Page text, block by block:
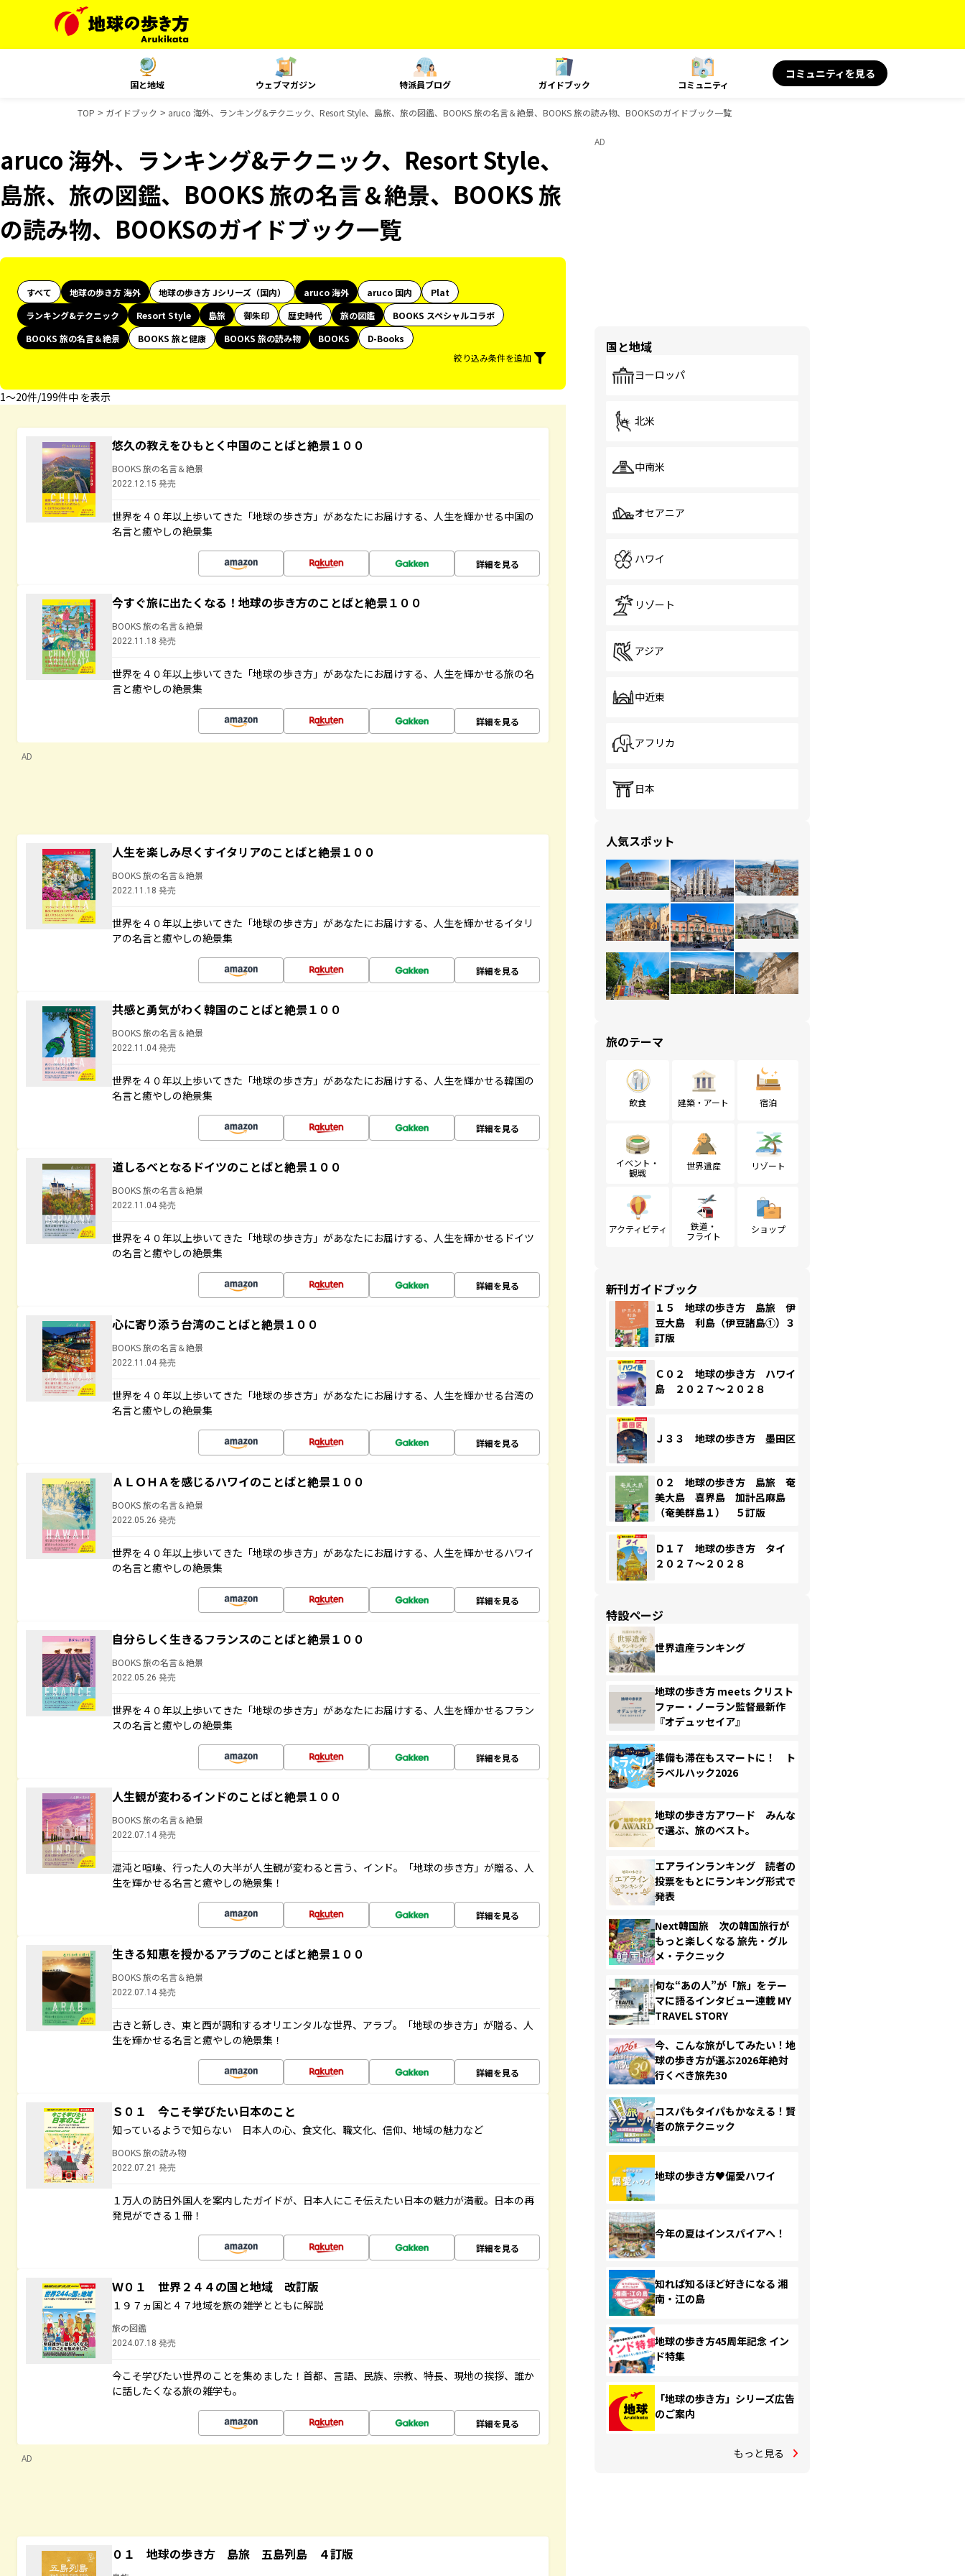
国と地域 ウェブマガジン 特派員ブログ ガイドブック コミュニティ
コミュニティを見る
TOP ガイドブック aruco 海外、ランキング&テクニック、Resort Style、島旅、旅の図鑑、BOOKS 旅の名言＆絶景、BOOKS 旅の読み物、BOOKSのガイドブック一覧
aruco 海外、ランキング&テクニック、Resort Style、
島旅、旅の図鑑、BOOKS 旅の名言＆絶景、BOOKS 旅
の読み物、BOOKSのガイドブック一覧
すべて 地球の歩き方 海外 地球の歩き方 Jシリーズ（国内） aruco 海外 aruco 国内
Plat
ランキング&テクニック
Resort Style 島旅 御朱印 歴史時代 旅の図鑑
BOOKS スペシャルコラボ
BOOKS 旅の名言＆絶景
BOOKS 旅と健康 BOOKS 旅の読み物 BOOKS
D-Books
絞り込み条件を追加
1〜20件/199件中 を表示
悠久の教えをひもとく中国のことばと絶景１００
BOOKS 旅の名言＆絶景
2022.12.15 発売
世界を４０年以上歩いてきた「地球の歩き方」があなたにお届けする、人生を輝かせる中国の
名言と癒やしの絶景集
詳細を見る
今すぐ旅に出たくなる！地球の歩き方のことばと絶景１００
BOOKS 旅の名言＆絶景
2022.11.18 発売
世界を４０年以上歩いてきた「地球の歩き方」があなたにお届けする、人生を輝かせる旅の名
言と癒やしの絶景集
詳細を見る
AD
人生を楽しみ尽くすイタリアのことばと絶景１００
BOOKS 旅の名言＆絶景
2022.11.18 発売
世界を４０年以上歩いてきた「地球の歩き方」があなたにお届けする、人生を輝かせるイタリ
アの名言と癒やしの絶景集
詳細を見る
共感と勇気がわく韓国のことばと絶景１００
BOOKS 旅の名言＆絶景
2022.11.04 発売
世界を４０年以上歩いてきた「地球の歩き方」があなたにお届けする、人生を輝かせる韓国の
名言と癒やしの絶景集
詳細を見る
道しるべとなるドイツのことばと絶景１００
BOOKS 旅の名言＆絶景
2022.11.04 発売
世界を４０年以上歩いてきた「地球の歩き方」があなたにお届けする、人生を輝かせるドイツ
の名言と癒やしの絶景集
詳細を見る
心に寄り添う台湾のことばと絶景１００
BOOKS 旅の名言＆絶景
2022.11.04 発売
世界を４０年以上歩いてきた「地球の歩き方」があなたにお届けする、人生を輝かせる台湾の
名言と癒やしの絶景集
詳細を見る
ＡＬＯＨＡを感じるハワイのことばと絶景１００
BOOKS 旅の名言＆絶景
2022.05.26 発売
世界を４０年以上歩いてきた「地球の歩き方」があなたにお届けする、人生を輝かせるハワイ
の名言と癒やしの絶景集
詳細を見る
自分らしく生きるフランスのことばと絶景１００
BOOKS 旅の名言＆絶景
2022.05.26 発売
世界を４０年以上歩いてきた「地球の歩き方」があなたにお届けする、人生を輝かせるフラン
スの名言と癒やしの絶景集
詳細を見る
人生観が変わるインドのことばと絶景１００
BOOKS 旅の名言＆絶景
2022.07.14 発売
混沌と喧噪、行った人の大半が人生観が変わると言う、インド。「地球の歩き方」が贈る、人
生を輝かせる名言と癒やしの絶景集！
詳細を見る
生きる知恵を授かるアラブのことばと絶景１００
BOOKS 旅の名言＆絶景
2022.07.14 発売
古きと新しき、東と西が調和するオリエンタルな世界、アラブ。「地球の歩き方」が贈る、人
生を輝かせる名言と癒やしの絶景集！
詳細を見る
Ｓ０１ 今こそ学びたい日本のこと
知っているようで知らない 日本人の心、食文化、職文化、信仰、地域の魅力など
BOOKS 旅の読み物
2022.07.21 発売
１万人の訪日外国人を案内したガイドが、日本人にこそ伝えたい日本の魅力が満載。日本の再
発見ができる１冊！
詳細を見る
Ｗ０１ 世界２４４の国と地域 改訂版
１９７ヵ国と４７地域を旅の雑学とともに解説
旅の図鑑
2024.07.18 発売
今こそ学びたい世界のことを集めました！首都、言語、民族、宗教、特長、現地の挨拶、誰か
に話したくなる旅の雑学も。
詳細を見る
AD
０１ 地球の歩き方 島旅 五島列島 ４訂版
AD
国と地域
ヨーロッパ
北米
中南米
オセアニア
ハワイ
リゾート
アジア
中近東
アフリカ
日本
人気スポット
旅のテーマ
飲食 建築・アート 宿泊
イベント・
観戦
世界遺産 リゾート
アクティビティ
鉄道・
フライト
ショップ
新刊ガイドブック
１５ 地球の歩き方 島旅 伊
豆大島 利島（伊豆諸島①）３
訂版
Ｃ０２ 地球の歩き方 ハワイ
島 ２０２７～２０２８
Ｊ３３ 地球の歩き方 墨田区
０２ 地球の歩き方 島旅 奄
美大島 喜界島 加計呂麻島
（奄美群島１） ５訂版
Ｄ１７ 地球の歩き方 タイ
２０２７～２０２８
特設ページ
世界遺産ランキング
地球の歩き方 meets クリスト
ファー・ノーラン監督最新作
『オデュッセイア』
準備も滞在もスマートに！ ト
ラベルハック2026
地球の歩き方アワード みんな
で選ぶ、旅のベスト。
エアラインランキング 読者の
投票をもとにランキング形式で
発表
Next韓国旅 次の韓国旅行が
もっと楽しくなる 旅先・グル
メ・テクニック
旬な“あの人”が「旅」をテー
マに語るインタビュー連載 MY
TRAVEL STORY
今、こんな旅がしてみたい！地
球の歩き方が選ぶ2026年絶対
行くべき旅先30
コスパもタイパもかなえる！賢
者の旅テクニック
地球の歩き方♥偏愛ハワイ
今年の夏はインスパイアへ！
知れば知るほど好きになる 湘
南・江の島
地球の歩き方45周年記念 イン
ド特集
「地球の歩き方」シリーズ広告
のご案内
もっと見る